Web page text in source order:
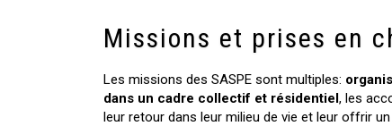
Missions et prises en
Les missions des SASPE sont multiples:
dans un cadre collectif et résidentiel, les
leur retour dans leur milieu de vie et leur offrir